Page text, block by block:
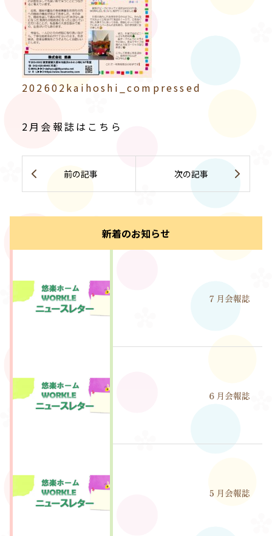
202602kaihoshi_compressed
2月会報誌はこちら
 前の記事 次の記事 
新着のお知らせ
７月会報誌
６月会報誌
５月会報誌